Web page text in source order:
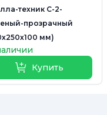
техник С-2-
прозрачный
мм)
Купить